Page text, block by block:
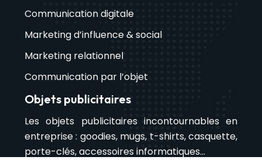
Communication digitale
Marketing d’influence & social
Marketing relationnel
Communication par l’objet
Objets publicitaires
Les objets publicitaires incontournables en
entreprise : goodies, mugs, t-shirts, casquette,
porte-clés, accessoires informatiques…